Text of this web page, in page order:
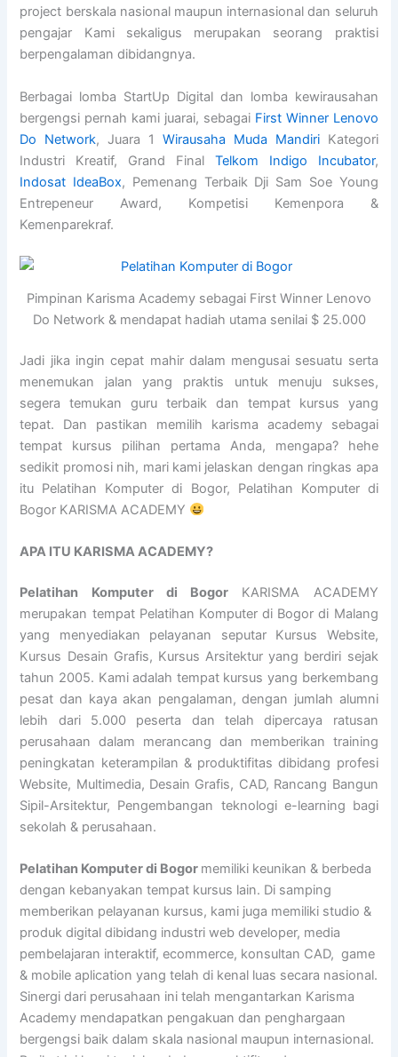
project berskala nasional maupun internasional dan seluruh
pengajar Kami sekaligus merupakan seorang praktisi
berpengalaman dibidangnya.
Berbagai lomba StartUp Digital dan lomba kewirausahan
bergengsi pernah kami juarai, sebagai First Winner Lenovo
Do Network, Juara 1 Wirausaha Muda MandiriKategori
Industri Kreatif, Grand Final Telkom Indigo Incubator,
Indosat IdeaBox, Pemenang Terbaik Dji Sam Soe Young
Entrepeneur Award, Kompetisi Kemenpora &
Kemenparekraf.
Pimpinan Karisma Academy sebagai First Winner Lenovo
Do Network & mendapat hadiah utama senilai $ 25.000
Jadi jika ingin cepat mahir dalam mengusai sesuatu serta
menemukan jalan yang praktis untuk menuju sukses,
segera temukan guru terbaik dan tempat kursus yang
tepat. Dan pastikan memilih karisma academy sebagai
tempat kursus pilihan pertama Anda, mengapa? hehe
sedikit promosi nih, mari kami jelaskan dengan ringkas apa
itu Pelatihan Komputer di Bogor, Pelatihan Komputer di
Bogor KARISMA ACADEMY
APA ITU KARISMA ACADEMY?
Pelatihan Komputer di Bogor KARISMA ACADEMY
merupakan tempat Pelatihan Komputer di Bogor di Malang
yang menyediakan pelayanan seputar Kursus Website,
Kursus Desain Grafis, Kursus Arsitektur yang berdiri sejak
tahun 2005. Kami adalah tempat kursus yang berkembang
pesat dan kaya akan pengalaman, dengan jumlah alumni
lebih dari 5.000 peserta dan telah dipercaya ratusan
perusahaan dalam merancang dan memberikan training
peningkatan keterampilan & produktifitas dibidang profesi
Website, Multimedia, Desain Grafis, CAD, Rancang Bangun
Sipil-Arsitektur, Pengembangan teknologi e-learning bagi
sekolah & perusahaan.
Pelatihan Komputer di Bogor memiliki keunikan & berbeda
dengan kebanyakan tempat kursus lain. Di samping
memberikan pelayanan kursus, kami juga memiliki studio &
produk digital dibidang industri web developer, media
pembelajaran interaktif, ecommerce, konsultan CAD, game
& mobile aplication yang telah di kenal luas secara nasional.
Sinergi dari perusahaan ini telah mengantarkan Karisma
Academy mendapatkan pengakuan dan penghargaan
bergengsi baik dalam skala nasional maupun internasional.